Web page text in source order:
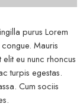
purus Lorem
Mauris
eu nunc rhoncus
turpis egestas.
Cum sociis